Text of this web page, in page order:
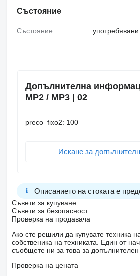
Състояние
Състояние: употребявани
Допълнителна
MP2 / MP3 | 02
preco_fixo2: 100
Искане за
Описанието на стоката е
Съвети за купуване
Съвети за безопасност
Проверка на продавача
Ако сте решили да купувате техника
собственика на техниката. Един от
съобщете ни за това за
Проверка на цената